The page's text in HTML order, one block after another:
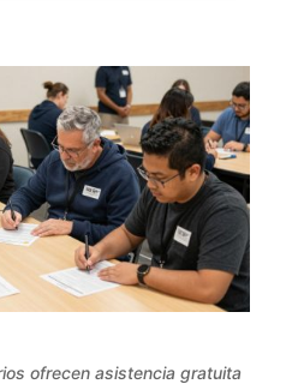
ofrecen asistencia gratuita